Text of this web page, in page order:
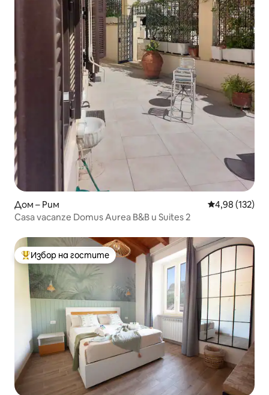
Дом – Рим Средна
4,98 (132)
Casa vacanze Domus Aurea B&B и Suites 2
Най-популярен избор на гостите
Избор на гостите